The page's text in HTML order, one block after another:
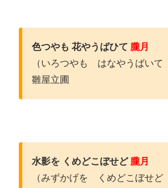
色つやも 花やうばひて 朧月
（いろつやも はなやうばいて
雛屋立圃
水影を くめどこぼせど 朧月
（みずかげを くめどこぼせど